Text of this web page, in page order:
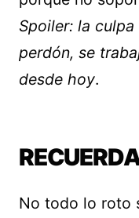
Spoiler: la
perdón, se
desde hoy.
No todo lo roto